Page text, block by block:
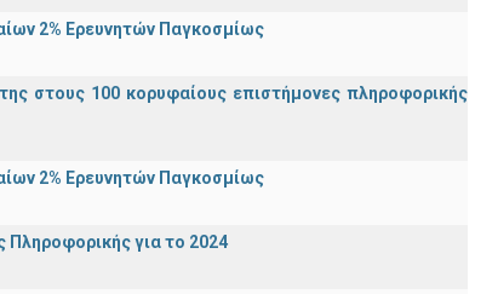
2% Ερευνητών Παγκοσμίως
στους 100 κορυφαίους επιστήμονες πληροφορικής
2% Ερευνητών Παγκοσμίως
για το 2024